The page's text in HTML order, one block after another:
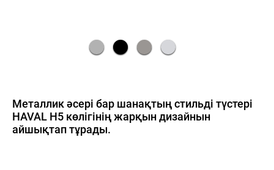
Металлик әсері бар шанақтың стильді түстері
HAVAL H5 көлігінің жарқын дизайнын
айшықтап тұрады.